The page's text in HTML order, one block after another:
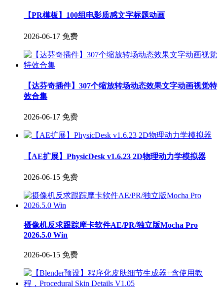
【PR模板】100组电影质感文字标题动画
2026-06-17 免费
【达芬奇插件】307个缩放转场动态效果文字动画视觉特
效合集
2026-06-17 免费
【AE扩展】PhysicDesk v1.6.23 2D物理动力学模拟器
2026-06-15 免费
摄像机反求跟踪摩卡软件AE/PR/独立版Mocha Pro
2026.5.0 Win
2026-06-15 免费